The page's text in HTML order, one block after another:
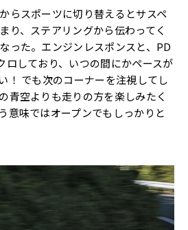
らスポーツに切り替えるとサスペ
り、ステアリングから伝わってく
った。エンジンレスポンスと、PD
ロしており、いつの間にかペースが
！ でも次のコーナーを注視してし
青空よりも走りの方を楽しみたく
意味ではオープンでもしっかりと